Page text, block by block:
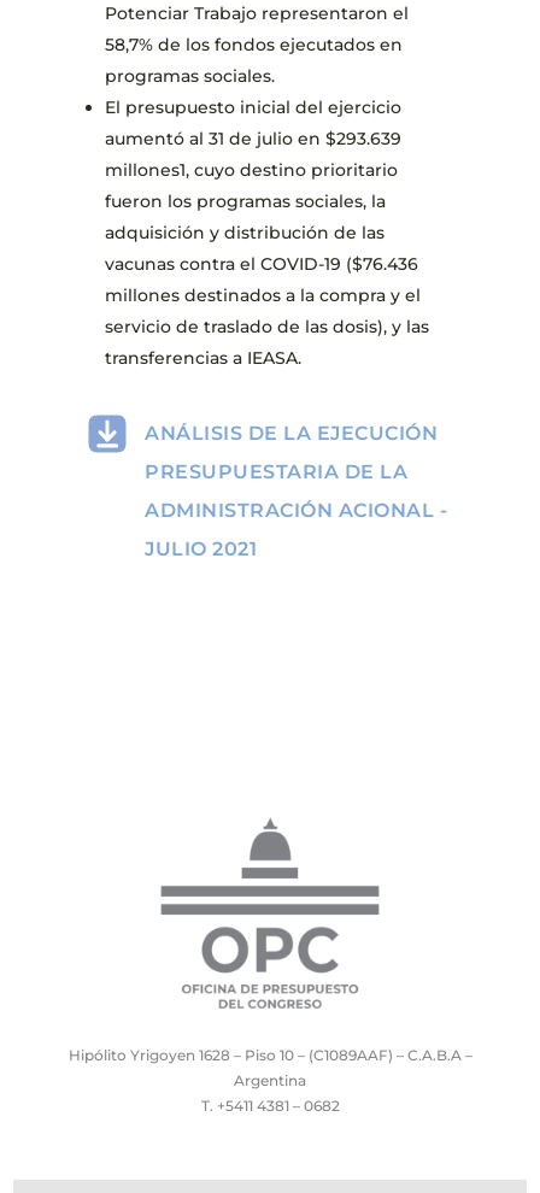
Potenciar Trabajo representaron el
58,7% de los fondos ejecutados en
programas sociales.
El presupuesto inicial del ejercicio
aumentó al 31 de julio en $293.639
millones1, cuyo destino prioritario
fueron los programas sociales, la
adquisición y distribución de las
vacunas contra el COVID-19 ($76.436
millones destinados a la compra y el
servicio de traslado de las dosis), y las
transferencias a IEASA.
ANÁLISIS DE LA EJECUCIÓN
PRESUPUESTARIA DE LA
ADMINISTRACIÓN ACIONAL -
JULIO 2021
Hipólito Yrigoyen 1628 – Piso 10 – (C1089AAF) – C.A.B.A –
Argentina
T. +5411 4381 – 0682